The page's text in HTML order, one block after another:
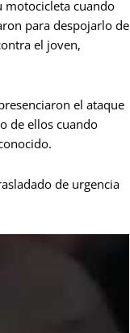
motocicleta cuando
para despojarlo de
el joven,
el ataque
de ellos cuando
de urgencia